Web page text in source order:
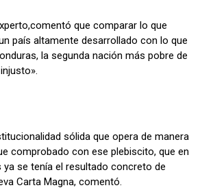
que comparar lo que
país altamente desarrollado con lo que
la segunda nación más pobre de
sólida que opera de manera
comprobado con ese plebiscito, que en
se tenía el resultado concreto de
Carta Magna, comentó.